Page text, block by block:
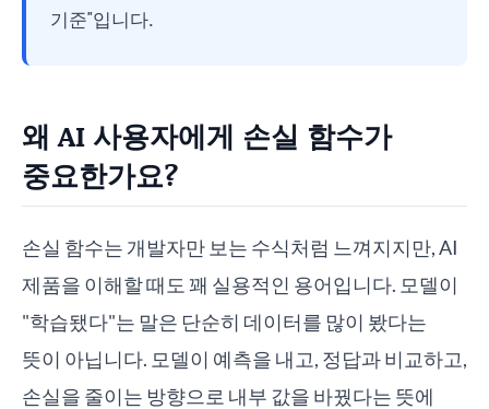
기준"입니다.
왜 AI 사용자에게 손실 함수가
중요한가요?
손실 함수는 개발자만 보는 수식처럼 느껴지지만, AI
제품을 이해할 때도 꽤 실용적인 용어입니다. 모델이
"학습됐다"는 말은 단순히 데이터를 많이 봤다는
뜻이 아닙니다. 모델이 예측을 내고, 정답과 비교하고,
손실을 줄이는 방향으로 내부 값을 바꿨다는 뜻에